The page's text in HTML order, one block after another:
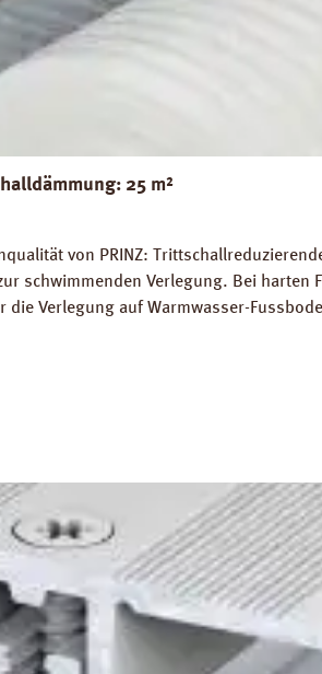
25 m²
von PRINZ:
schwimmenden Verlegung. Bei
die Verlegung auf Warmwasser-
1 Rolle = 25 m² Trittschall-